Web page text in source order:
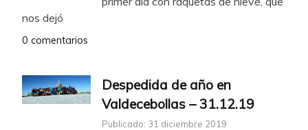
nos dejó
0 comentarios
Despedida de año en
Valdecebollas – 31.12.19
Publicado: 31 diciembre 2019